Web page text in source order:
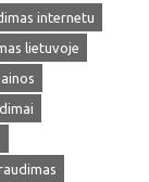
internetu
lietuvoje